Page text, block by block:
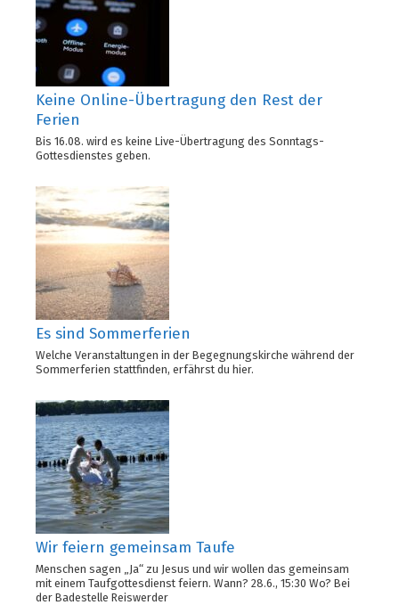
Keine Online-Übertragung den Rest der
Ferien
Bis 16.08. wird es keine Live-Übertragung des Sonntags-
Gottesdienstes geben.
Es sind Sommerferien
Welche Veranstaltungen in der Begegnungskirche während der
Sommerferien stattfinden, erfährst du hier.
Wir feiern gemeinsam Taufe
Menschen sagen „Ja“ zu Jesus und wir wollen das gemeinsam
mit einem Taufgottesdienst feiern. Wann? 28.6., 15:30 Wo? Bei
der Badestelle Reiswerder